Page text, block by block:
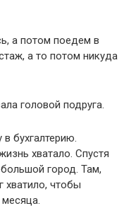
а потом поедем в
а то потом никуда
головой подруга.
бухгалтерию.
хватало. Спустя
город. Там,
хватило, чтобы
месяца.